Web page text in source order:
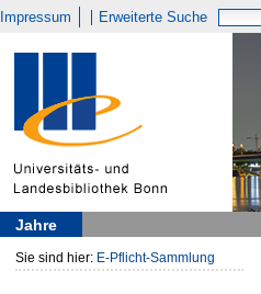
Impressum Erweiterte Suche
Jahre
Sie sind hier: E-Pflicht-Sammlung